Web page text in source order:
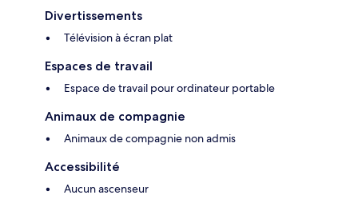
Divertissements
Télévision à écran plat
Espaces de travail
Espace de travail pour ordinateur portable
Animaux de compagnie
Animaux de compagnie non admis
Accessibilité
Aucun ascenseur